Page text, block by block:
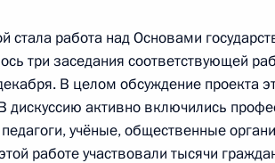
Совета Федерации и
года, 20:30
стала работа над Основами
три заседания соответствующей
В целом обсуждение проекта
дискуссию активно включились
педагоги, учёные, общественные
работе участвовали тысячи